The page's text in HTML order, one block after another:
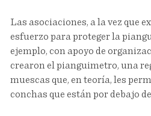
Las asociaciones, a la vez que
esfuerzo para proteger la
ejemplo, con apoyo de
crearon el pianguimetro, una
muescas que, en teoría, les
conchas que están por debajo